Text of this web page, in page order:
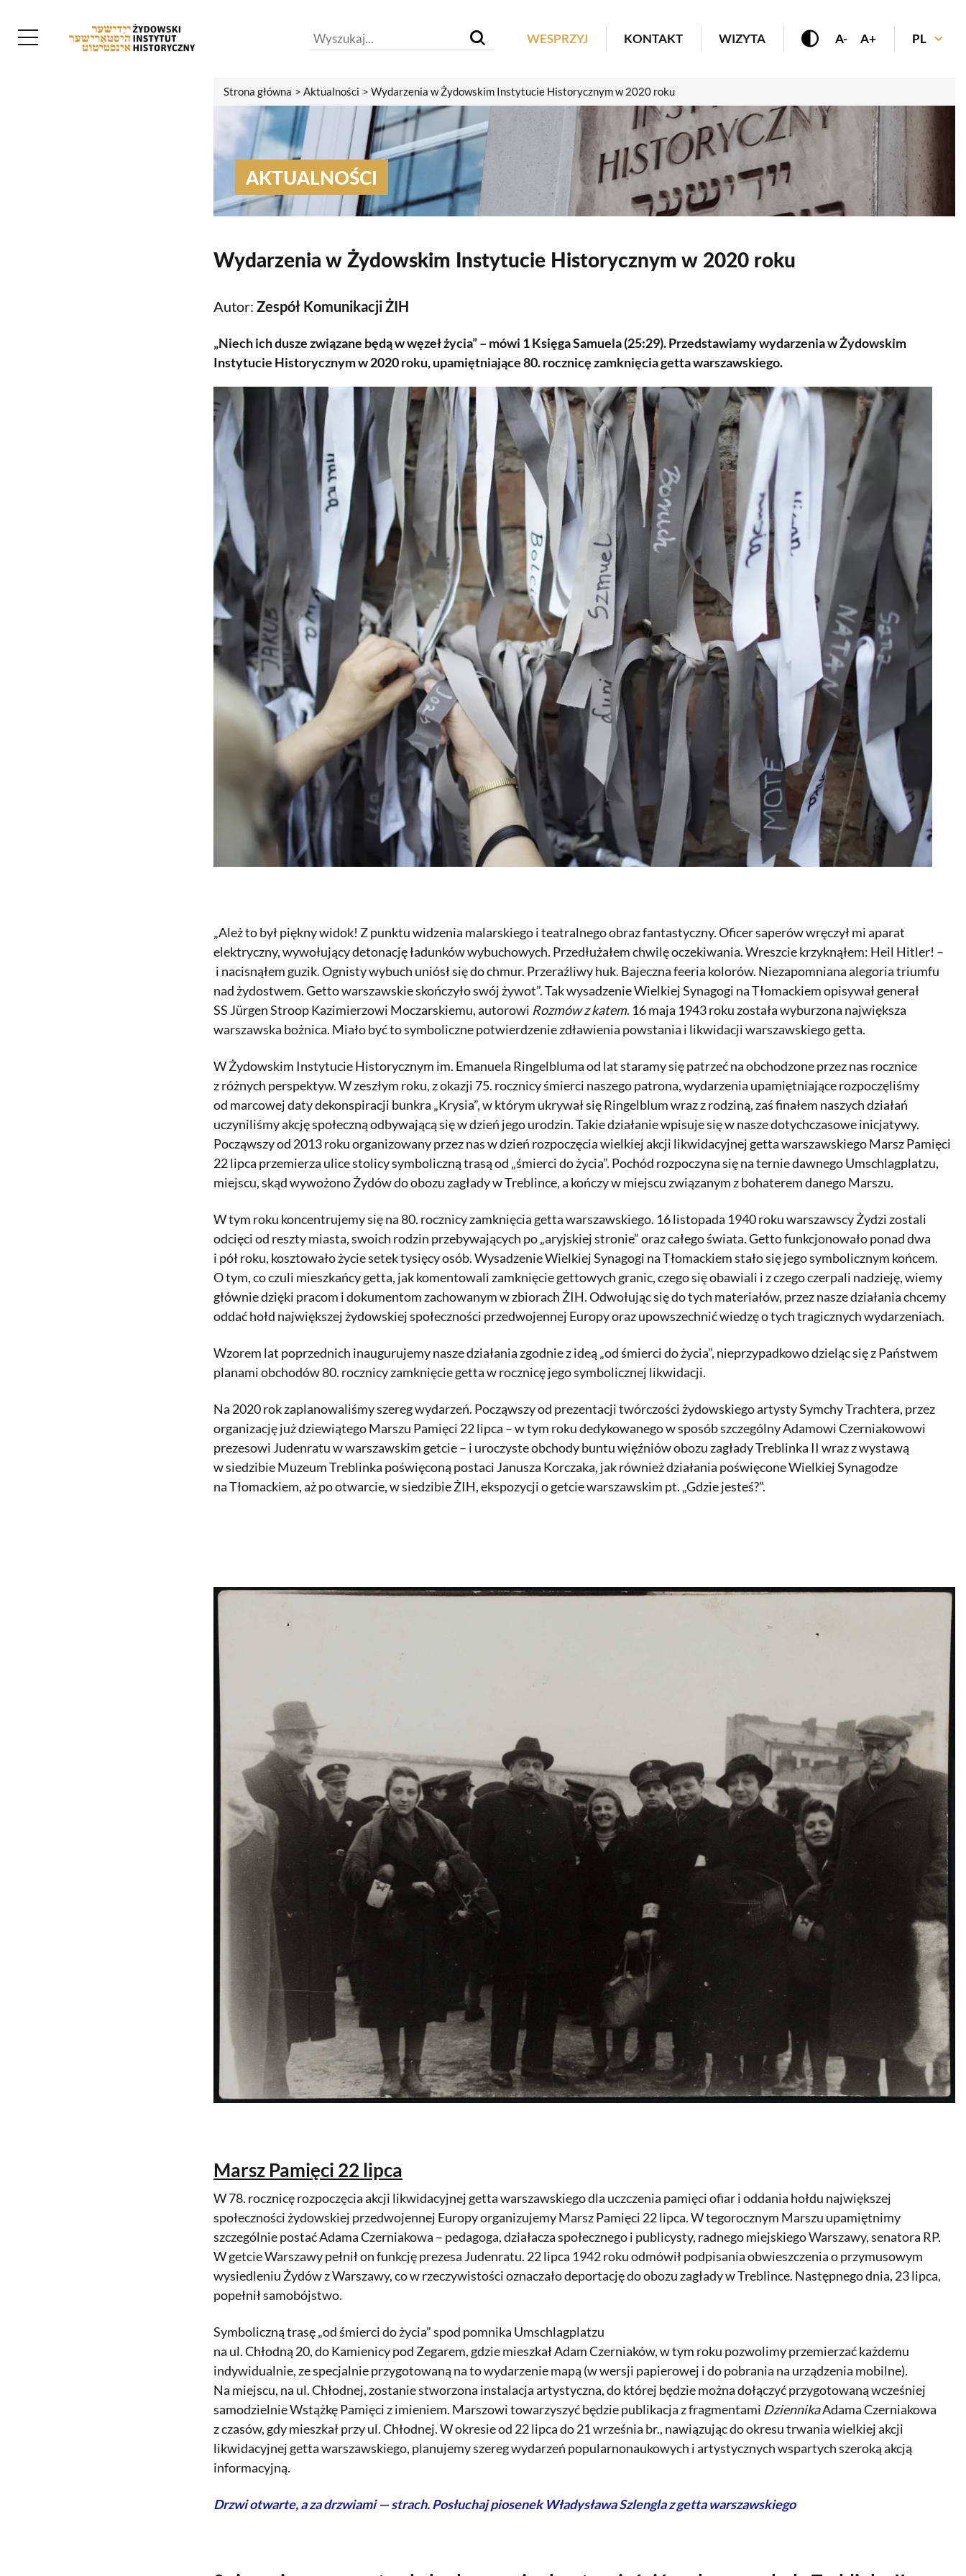
Header Menu
WESPRZYJ KONTAKT WIZYTA A- A+ PL
Strona główna Aktualności Wydarzenia w Żydowskim Instytucie Historycznym w 2020 roku
AKTUALNOŚCI
Wydarzenia w Żydowskim Instytucie Historycznym w 2020 roku
Autor: Zespół Komunikacji ŻIH
„Niech ich dusze związane będą w węzeł życia” – mówi 1 Księga Samuela (25:29). Przedstawiamy wydarzenia w Żydowskim
Instytucie Historycznym w 2020 roku, upamiętniające 80. rocznicę zamknięcia getta warszawskiego.
„Ależ to był piękny widok! Z punktu widzenia malarskiego i teatralnego obraz fantastyczny. Oficer saperów wręczył mi aparat
elektryczny, wywołujący detonację ładunków wybuchowych. Przedłużałem chwilę oczekiwania. Wreszcie krzyknąłem: Heil Hitler! –
i nacisnąłem guzik. Ognisty wybuch uniósł się do chmur. Przeraźliwy huk. Bajeczna feeria kolorów. Niezapomniana alegoria triumfu
nad żydostwem. Getto warszawskie skończyło swój żywot”. Tak wysadzenie Wielkiej Synagogi na Tłomackiem opisywał generał
SS Jürgen Stroop Kazimierzowi Moczarskiemu, autorowi Rozmów z katem. 16 maja 1943 roku została wyburzona największa
warszawska bożnica. Miało być to symboliczne potwierdzenie zdławienia powstania i likwidacji warszawskiego getta.
W Żydowskim Instytucie Historycznym im. Emanuela Ringelbluma od lat staramy się patrzeć na obchodzone przez nas rocznice
z różnych perspektyw. W zeszłym roku, z okazji 75. rocznicy śmierci naszego patrona, wydarzenia upamiętniające rozpoczęliśmy
od marcowej daty dekonspiracji bunkra „Krysia”, w którym ukrywał się Ringelblum wraz z rodziną, zaś finałem naszych działań
uczyniliśmy akcję społeczną odbywającą się w dzień jego urodzin. Takie działanie wpisuje się w nasze dotychczasowe inicjatywy.
Począwszy od 2013 roku organizowany przez nas w dzień rozpoczęcia wielkiej akcji likwidacyjnej getta warszawskiego Marsz Pamięci
22 lipca przemierza ulice stolicy symboliczną trasą od „śmierci do życia”. Pochód rozpoczyna się na ternie dawnego Umschlagplatzu,
miejscu, skąd wywożono Żydów do obozu zagłady w Treblince, a kończy w miejscu związanym z bohaterem danego Marszu.
W tym roku koncentrujemy się na 80. rocznicy zamknięcia getta warszawskiego. 16 listopada 1940 roku warszawscy Żydzi zostali
odcięci od reszty miasta, swoich rodzin przebywających po „aryjskiej stronie” oraz całego świata. Getto funkcjonowało ponad dwa
i pół roku, kosztowało życie setek tysięcy osób. Wysadzenie Wielkiej Synagogi na Tłomackiem stało się jego symbolicznym końcem.
O tym, co czuli mieszkańcy getta, jak komentowali zamknięcie gettowych granic, czego się obawiali i z czego czerpali nadzieję, wiemy
głównie dzięki pracom i dokumentom zachowanym w zbiorach ŻIH. Odwołując się do tych materiałów, przez nasze działania chcemy
oddać hołd największej żydowskiej społeczności przedwojennej Europy oraz upowszechnić wiedzę o tych tragicznych wydarzeniach.
Wzorem lat poprzednich inaugurujemy nasze działania zgodnie z ideą „od śmierci do życia”, nieprzypadkowo dzieląc się z Państwem
planami obchodów 80. rocznicy zamknięcie getta w rocznicę jego symbolicznej likwidacji.
Na 2020 rok zaplanowaliśmy szereg wydarzeń. Począwszy od prezentacji twórczości żydowskiego artysty Symchy Trachtera, przez
organizację już dziewiątego Marszu Pamięci 22 lipca – w tym roku dedykowanego w sposób szczególny Adamowi Czerniakowowi
prezesowi Judenratu w warszawskim getcie – i uroczyste obchody buntu więźniów obozu zagłady Treblinka II wraz z wystawą
w siedzibie Muzeum Treblinka poświęconą postaci Janusza Korczaka, jak również działania poświęcone Wielkiej Synagodze
na Tłomackiem, aż po otwarcie, w siedzibie ŻIH, ekspozycji o getcie warszawskim pt. „Gdzie jesteś?”.
Marsz Pamięci 22 lipca
W 78. rocznicę rozpoczęcia akcji likwidacyjnej getta warszawskiego dla uczczenia pamięci ofiar i oddania hołdu największej
społeczności żydowskiej przedwojennej Europy organizujemy Marsz Pamięci 22 lipca. W tegorocznym Marszu upamiętnimy
szczególnie postać Adama Czerniakowa – pedagoga, działacza społecznego i publicysty, radnego miejskiego Warszawy, senatora RP.
W getcie Warszawy pełnił on funkcję prezesa Judenratu. 22 lipca 1942 roku odmówił podpisania obwieszczenia o przymusowym
wysiedleniu Żydów z Warszawy, co w rzeczywistości oznaczało deportację do obozu zagłady w Treblince. Następnego dnia, 23 lipca,
popełnił samobójstwo.
Symboliczną trasę „od śmierci do życia” spod pomnika Umschlagplatzu
na ul. Chłodną 20, do Kamienicy pod Zegarem, gdzie mieszkał Adam Czerniaków, w tym roku pozwolimy przemierzać każdemu
indywidualnie, ze specjalnie przygotowaną na to wydarzenie mapą (w wersji papierowej i do pobrania na urządzenia mobilne).
Na miejscu, na ul. Chłodnej, zostanie stworzona instalacja artystyczna, do której będzie można dołączyć przygotowaną wcześniej
samodzielnie Wstążkę Pamięci z imieniem. Marszowi towarzyszyć będzie publikacja z fragmentami DziennikaAdama Czerniakowa
z czasów, gdy mieszkał przy ul. Chłodnej. W okresie od 22 lipca do 21 września br., nawiązując do okresu trwania wielkiej akcji
likwidacyjnej getta warszawskiego, planujemy szereg wydarzeń popularnonaukowych i artystycznych wspartych szeroką akcją
informacyjną.
Drzwi otwarte, a za drzwiami — strach. Posłuchaj piosenek Władysława Szlengla z getta warszawskiego